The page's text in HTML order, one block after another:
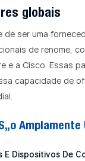
globais
de ser uma
de renome,
e a Cisco. Essas
capacidade de
Dispositivos De